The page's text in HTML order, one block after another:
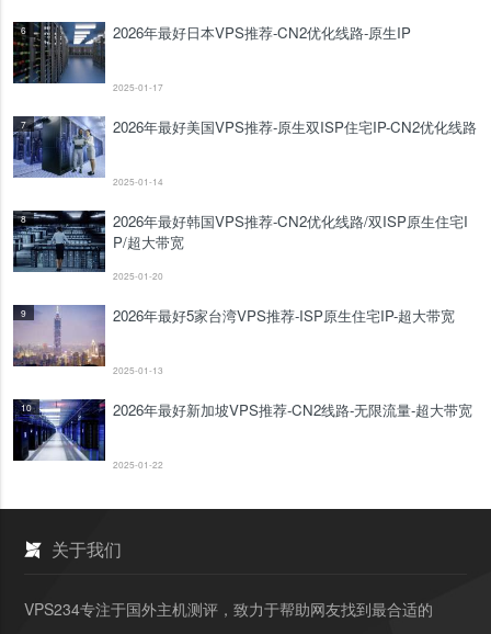
6 2026年最好日本VPS推荐-CN2优化线路-原生IP
2025-01-17
7 2026年最好美国VPS推荐-原生双ISP住宅IP-CN2优化线路
2025-01-14
8
2026年最好韩国VPS推荐-CN2优化线路/双ISP原生住宅I
P/超大带宽
2025-01-20
9 2026年最好5家台湾VPS推荐-ISP原生住宅IP-超大带宽
2025-01-13
10 2026年最好新加坡VPS推荐-CN2线路-无限流量-超大带宽
2025-01-22
关于我们
VPS234专注于国外主机测评，致力于帮助网友找到最合适的